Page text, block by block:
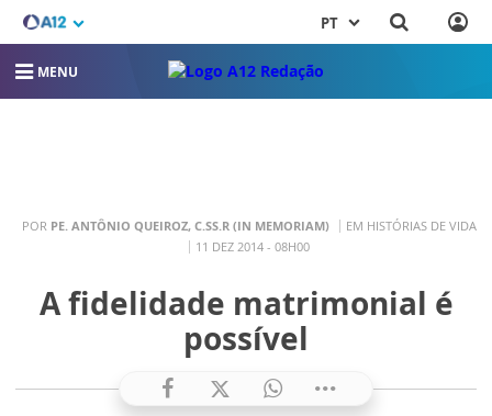
PT
MENU
POR PE. ANTÔNIO QUEIROZ, C.SS.R (IN MEMORIAM)
EM HISTÓRIAS DE VIDA
11 DEZ 2014 - 08H00
A fidelidade matrimonial é
possível